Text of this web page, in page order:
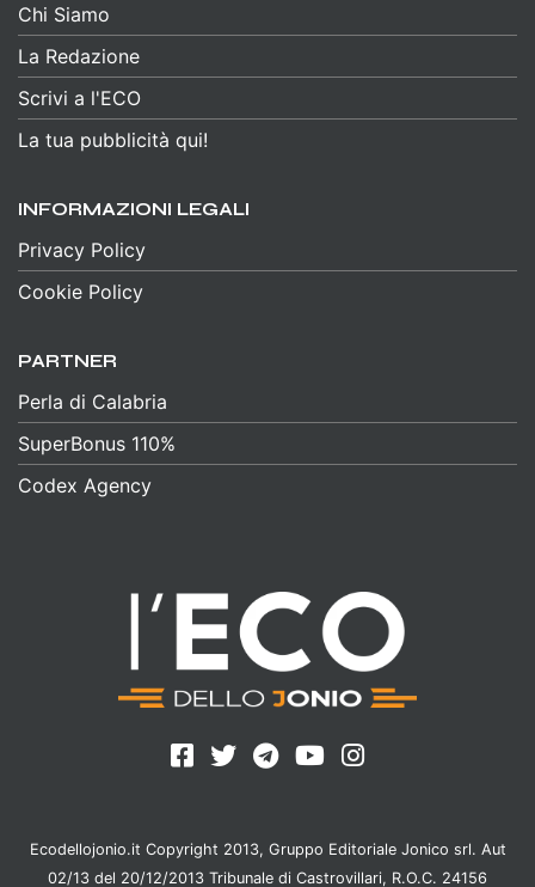
Chi Siamo
La Redazione
Scrivi a l'ECO
La tua pubblicità qui!
INFORMAZIONI LEGALI
Privacy Policy
Cookie Policy
PARTNER
Perla di Calabria
SuperBonus 110%
Codex Agency
Ecodellojonio.it Copyright 2013, Gruppo Editoriale Jonico srl. Aut
02/13 del 20/12/2013 Tribunale di Castrovillari, R.O.C. 24156